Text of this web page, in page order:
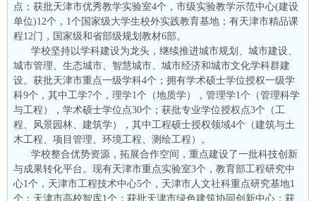
点；获批天津市优秀教学实验室4个，市级实验教学示范中心(建设
单位)12个，1个国家级大学生校外实践教育基地；有天津市精品课
程12门，国家级和省部级规划教材6部。
学校坚持以学科建设为龙头，继续推进城市规划、城市建设、
城市管理、生态城市、智慧城市、城市经济和城市文化学科群建
设。获批天津市重点一级学科4个；拥有学术硕士学位授权一级学
科9个，其中工学7个，理学1个（地质学），管理学1个（管理科学
与工程），学术硕士学位点30个；获批专业学位授权点3个（工
程、风景园林、建筑学），其中工程硕士授权领域4个（建筑与土
木工程、项目管理、环境工程、测绘工程）。
学校整合优势资源，拓展合作空间，重点建设了一批科技创新
与成果转化平台。现有天津市重点实验室3个，教育部工程研究中
心1个，天津市工程技术中心5个，天津市人文社科重点研究基地1
个；天津市高校智库1个；获批天津市绿色建筑协同创新中心；获